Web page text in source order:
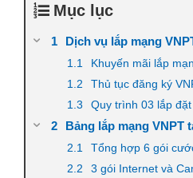
Mục lục
Dịch vụ lắp mạng
Khuyến mãi lắp
Thủ tục đăng ký
Quy trình 03 lắp
Bảng lắp mạng VNPT
Tổng hợp 6 gói
3 gói Internet và